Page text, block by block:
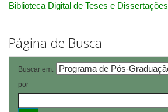
Biblioteca Digital de Teses e Dissertações
Página de Busca
Buscar em:
por